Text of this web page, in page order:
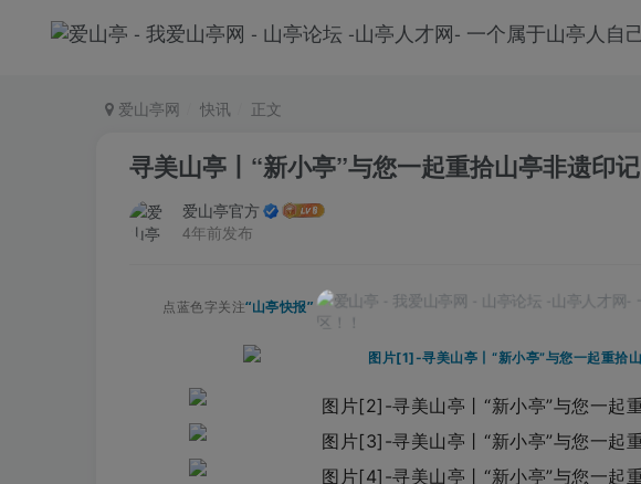
爱山亭网 快讯 正文
寻美山亭丨“新小亭”与您一起重拾山亭非遗印记
爱山亭官方
4年前发布
点蓝色字关注“山亭快报”